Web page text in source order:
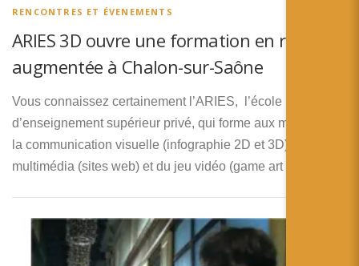
RENCONTRES ET ÉVENEMENTS
ARIES 3D ouvre une formation en réalité
augmentée à Chalon-sur-Saône
Vous connaissez certainement l’ARIES, l’école
d’enseignement supérieur privé, qui forme aux métiers de
la communication visuelle (infographie 2D et 3D), du
multimédia (sites web) et du jeu vidéo (game art …